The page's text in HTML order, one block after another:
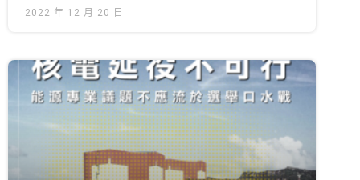
捐款支持
徵才資訊
活動行事曆
活動紀錄
2022 年 12 月 20 日